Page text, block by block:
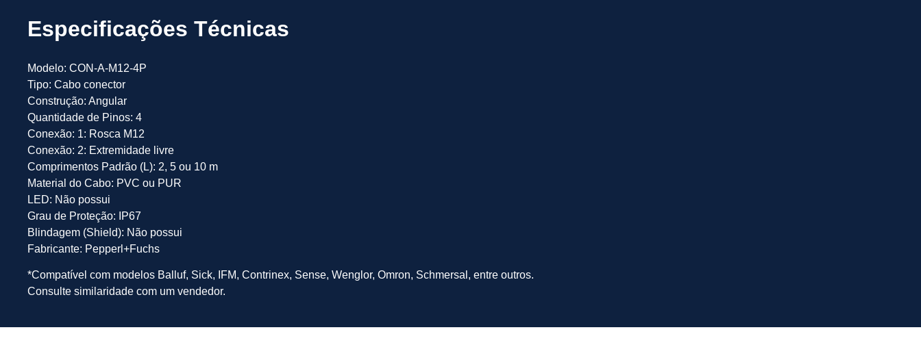
Especificações Técnicas
Modelo: CON-A-M12-4P
Tipo: Cabo conector
Construção: Angular
Quantidade de Pinos: 4
Conexão: 1: Rosca M12
Conexão: 2: Extremidade livre
Comprimentos Padrão (L): 2, 5 ou 10 m
Material do Cabo: PVC ou PUR
LED: Não possui
Grau de Proteção: IP67
Blindagem (Shield): Não possui
Fabricante: Pepperl+Fuchs
*Compatível com modelos Balluf, Sick, IFM, Contrinex, Sense, Wenglor, Omron, Schmersal, entre outros.
Consulte similaridade com um vendedor.